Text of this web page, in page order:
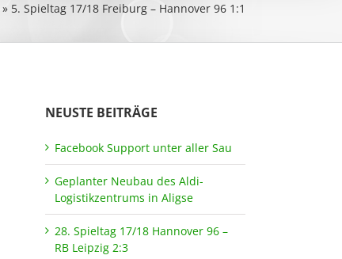
» 5. Spieltag 17/18 Freiburg – Hannover 96 1:1
NEUSTE BEITRÄGE
Facebook Support unter aller Sau
Geplanter Neubau des Aldi-
Logistikzentrums in Aligse
28. Spieltag 17/18 Hannover 96 –
RB Leipzig 2:3